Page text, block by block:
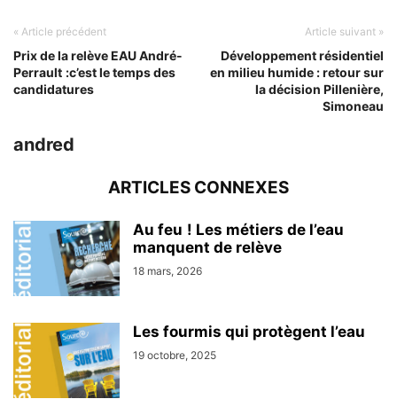
« Article précédent
Prix de la relève EAU André-
Perrault :c’est le temps des
candidatures
Article suivant »
Développement résidentiel
en milieu humide : retour sur
la décision Pillenière,
Simoneau
andred
ARTICLES CONNEXES
Au feu ! Les métiers de l’eau
manquent de relève
18 mars, 2026
Les fourmis qui protègent l’eau
19 octobre, 2025